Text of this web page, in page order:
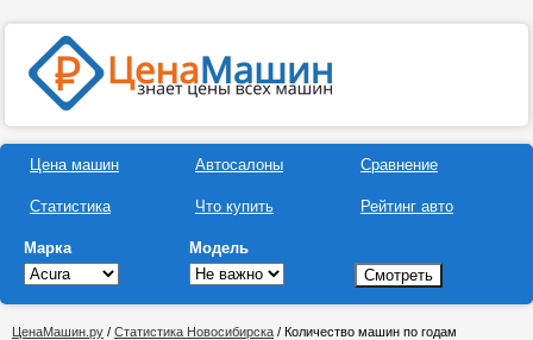
Цена машин
Статистика
Автосалоны
Что купить
Сравнение
Рейтинг авто
Марка Модель
ЦенаМашин.ру / Статистика Новосибирска / Количество машин по годам